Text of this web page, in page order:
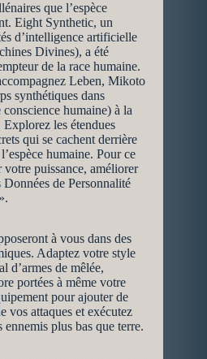
que l’espèce
Eight Synthetic, un
d’intelligence artificielle
Divines), a été
de la race humaine.
Leben, Mikoto
synthétiques dans
humaine) à la
les étendues
qui se cachent derrière
humaine. Pour ce
puissance, améliorer
de Personnalité
à vous dans des
Adaptez votre style
d’armes de mêlée,
portées à même votre
pour ajouter de
vos attaques et exécutez
plus bas que terre.